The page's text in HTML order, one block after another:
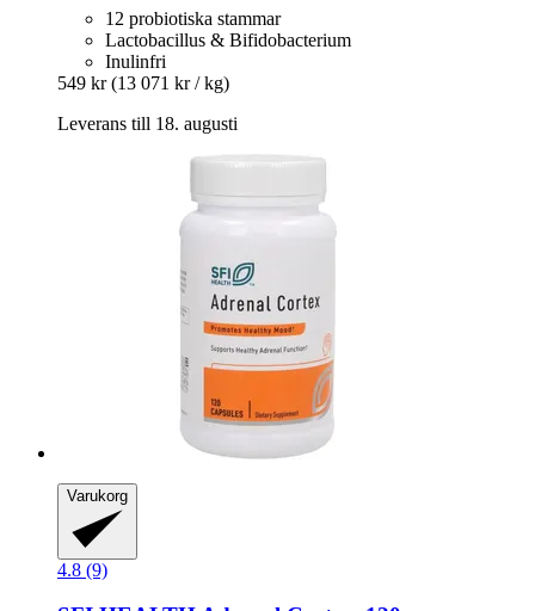
12 probiotiska stammar
Lactobacillus & Bifidobacterium
Inulinfri
549 kr (13 071 kr / kg)
Leverans till 18. augusti
Varukorg
4.8 (9)